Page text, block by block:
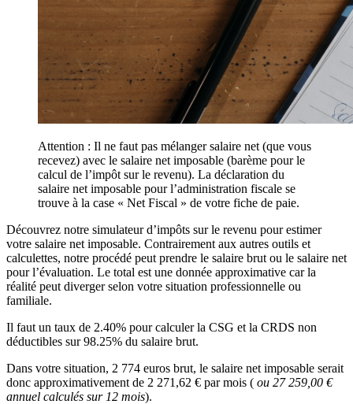
Attention : Il ne faut pas mélanger salaire net (que vous
recevez) avec le salaire net imposable (barème pour le
calcul de l’impôt sur le revenu). La déclaration du
salaire net imposable pour l’administration fiscale se
trouve à la case « Net Fiscal » de votre fiche de paie.
Découvrez notre simulateur d’impôts sur le revenu pour estimer
votre salaire net imposable. Contrairement aux autres outils et
calculettes, notre procédé peut prendre le salaire brut ou le salaire net
pour l’évaluation. Le total est une donnée approximative car la
réalité peut diverger selon votre situation professionnelle ou
familiale.
Il faut un taux de 2.40% pour calculer la CSG et la CRDS non
déductibles sur 98.25% du salaire brut.
Dans votre situation, 2 774 euros brut, le salaire net imposable serait
donc approximativement de 2 271,62 € par mois ( ou 27 259,00 €
annuel calculés sur 12 mois).